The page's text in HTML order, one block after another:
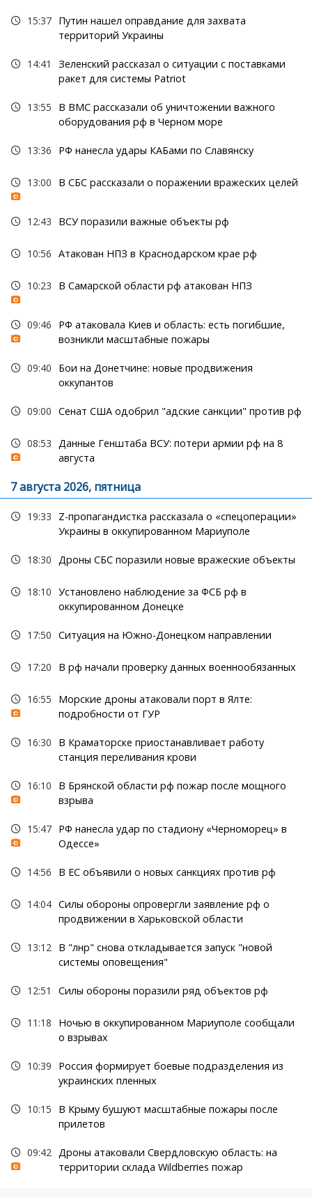
15:37 Путин нашел оправдание для захвата
территорий Украины
14:41
Зеленский рассказал о ситуации с поставками
ракет для системы Patriot
13:55
В ВМС рассказали об уничтожении важного
оборудования рф в Черном море
13:36 РФ нанесла удары КАБами по Славянску
13:00 В СБС рассказали о поражении вражеских целей
12:43 ВСУ поразили важные объекты рф
10:56 Атакован НПЗ в Краснодарском крае рф
10:23 В Самарской области рф атакован НПЗ
09:46
РФ атаковала Киев и область: есть погибшие,
возникли масштабные пожары
09:40
Бои на Донетчине: новые продвижения
оккупантов
09:00 Сенат США одобрил "адские санкции" против рф
08:53 Данные Генштаба ВСУ: потери армии рф на 8
августа
7 августа 2026, пятница
19:33
Z-пропагандистка рассказала о «спецоперации»
Украины в оккупированном Мариуполе
18:30 Дроны СБС поразили новые вражеские объекты
18:10 Установлено наблюдение за ФСБ рф в
оккупированном Донецке
17:50 Ситуация на Южно-Донецком направлении
17:20 В рф начали проверку данных военнообязанных
16:55
Морские дроны атаковали порт в Ялте:
подробности от ГУР
16:30
В Краматорске приостанавливает работу
станция переливания крови
16:10
В Брянской области рф пожар после мощного
взрыва
15:47 РФ нанесла удар по стадиону «Черноморец» в
Одессе»
14:56 В ЕС объявили о новых санкциях против рф
14:04 Силы обороны опровергли заявление рф о
продвижении в Харьковской области
13:12 В "лнр" снова откладывается запуск "новой
системы оповещения"
12:51 Силы обороны поразили ряд объектов рф
11:18
Ночью в оккупированном Мариуполе сообщали
о взрывах
10:39
Россия формирует боевые подразделения из
украинских пленных
10:15
В Крыму бушуют масштабные пожары после
прилетов
09:42 Дроны атаковали Свердловскую область: на
территории склада Wildberries пожар